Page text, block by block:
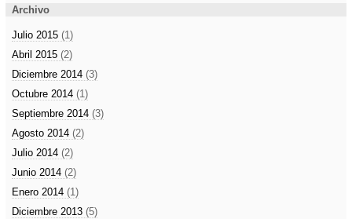
Archivo
Julio 2015 (1)
Abril 2015 (2)
Diciembre 2014 (3)
Octubre 2014 (1)
Septiembre 2014 (3)
Agosto 2014 (2)
Julio 2014 (2)
Junio 2014 (2)
Enero 2014 (1)
Diciembre 2013 (5)